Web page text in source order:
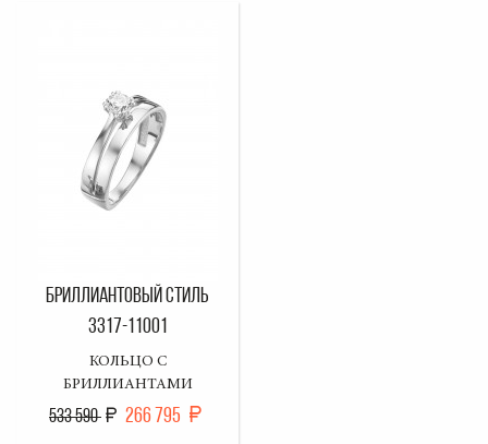
БРИЛЛИАНТОВЫЙ СТИЛЬ
3317-11001
КОЛЬЦО С
БРИЛЛИАНТАМИ
533 590 266 795